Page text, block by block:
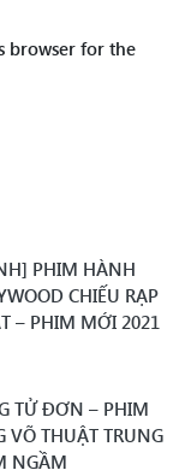
browser for the
PHIM HÀNH
CHIẾU RẠP
– PHIM MỚI 2021
TỬ ĐƠN – PHIM
VÕ THUẬT TRUNG
NGẦM